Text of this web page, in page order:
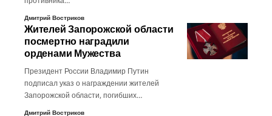
Дмитрий Востриков
Жителей Запорожской области
посмертно наградили
орденами Мужества
Президент России Владимир Путин
подписал указ о награждении жителей
Запорожской области, погибших…
Дмитрий Востриков